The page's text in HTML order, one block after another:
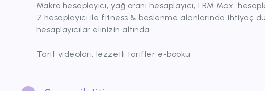
Makro hesaplayıcı, yağ oranı hesaplayıcı, 1 RM Max.
7 hesaplayıcı ile fitness & beslenme alanlarında ihtiyaç
hesaplayıcılar elinizin altında
Tarif videoları, lezzetli tarifler e-booku